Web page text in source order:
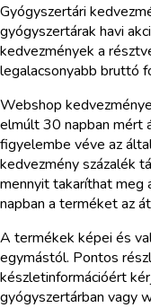
Gyógyszertári
gyógyszertárak havi
kedvezmények a
legalacsonyabb bruttó
Webshop
elmúlt 30 napban mért
figyelembe véve az
kedvezmény százalék
mennyit takaríthat meg
napban a terméket az
A termékek képei és
egymástól. Pontos
készletinformációért
gyógyszertárban vagy